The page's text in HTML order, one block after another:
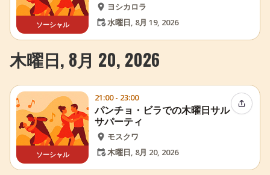
ソーシャル
ヨシカロラ
水曜日, 8月 19, 2026
木曜日, 8月 20, 2026
ソーシャル
21:00 - 23:00
パンチョ・ビラでの木曜日サル
サパーティ
モスクワ
木曜日, 8月 20, 2026
イベン